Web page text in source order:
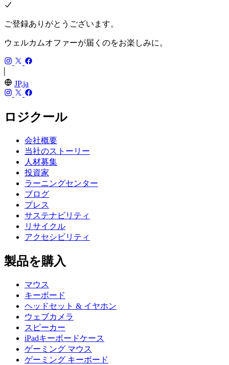
ご登録ありがとうございます。
ウェルカムオファーが届くのをお楽しみに。
JP,ja
ロジクール
会社概要
当社のストーリー
人材募集
投資家
ラーニングセンター
ブログ
プレス
サステナビリティ
リサイクル
アクセシビリティ
製品を購入
マウス
キーボード
ヘッドセット & イヤホン
ウェブカメラ
スピーカー
iPadキーボードケース
ゲーミング マウス
ゲーミング キーボード